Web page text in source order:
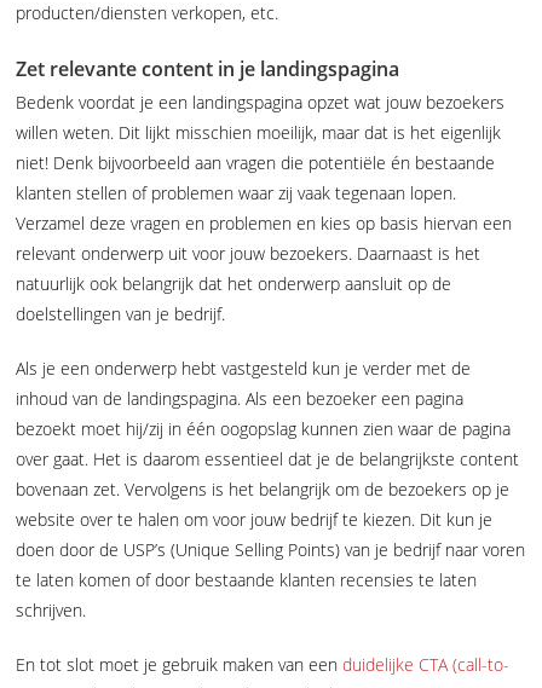
producten/diensten verkopen, etc.
Zet relevante content in je landingspagina
Bedenk voordat je een landingspagina opzet wat jouw bezoekers
willen weten. Dit lijkt misschien moeilijk, maar dat is het eigenlijk
niet! Denk bijvoorbeeld aan vragen die potentiële én bestaande
klanten stellen of problemen waar zij vaak tegenaan lopen.
Verzamel deze vragen en problemen en kies op basis hiervan een
relevant onderwerp uit voor jouw bezoekers. Daarnaast is het
natuurlijk ook belangrijk dat het onderwerp aansluit op de
doelstellingen van je bedrijf.
Als je een onderwerp hebt vastgesteld kun je verder met de
inhoud van de landingspagina. Als een bezoeker een pagina
bezoekt moet hij/zij in één oogopslag kunnen zien waar de pagina
over gaat. Het is daarom essentieel dat je de belangrijkste content
bovenaan zet. Vervolgens is het belangrijk om de bezoekers op je
website over te halen om voor jouw bedrijf te kiezen. Dit kun je
doen door de USP’s (Unique Selling Points) van je bedrijf naar voren
te laten komen of door bestaande klanten recensies te laten
schrijven.
En tot slot moet je gebruik maken van eenduidelijke CTA (call-to-